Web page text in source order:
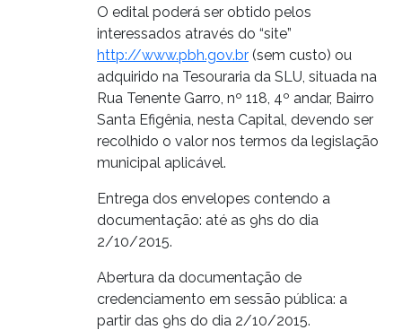
O edital poderá ser obtido pelos
interessados através do “site”
http://www.pbh.gov.br (sem custo) ou
adquirido na Tesouraria da SLU, situada na
Rua Tenente Garro, nº 118, 4º andar, Bairro
Santa Efigênia, nesta Capital, devendo ser
recolhido o valor nos termos da legislação
municipal aplicável.
Entrega dos envelopes contendo a
documentação: até as 9hs do dia
2/10/2015.
Abertura da documentação de
credenciamento em sessão pública: a
partir das 9hs do dia 2/10/2015.